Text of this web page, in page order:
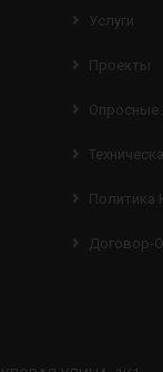
Услуги
Проекты
Опросные
Политика
Договор-